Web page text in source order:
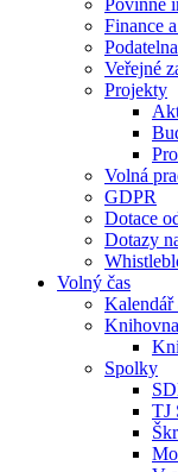
Povinné
Finance
Podatelna
Veřejné
Projekty
Volná
GDPR
Dotace
Dotazy
Volný čas
Kalendář
Knihovna
Spolky
TJ